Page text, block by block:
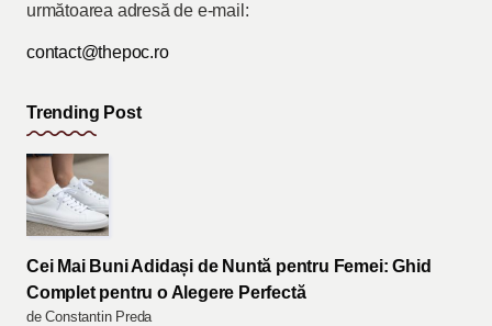
următoarea adresă de e-mail:
contact@thepoc.ro
Trending Post
Cei Mai Buni Adidași de Nuntă pentru Femei: Ghid
Complet pentru o Alegere Perfectă
de Constantin Preda